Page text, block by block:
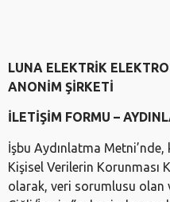
LUNA ELEKTRİK
ANONİM ŞİRKETİ
İLETİŞİM FORMU –
İşbu Aydınlatma Metni’nde,
Kişisel Verilerin Korunması
olarak, veri sorumlusu olan